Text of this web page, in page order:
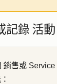
記錄 活動
銷售或 Service